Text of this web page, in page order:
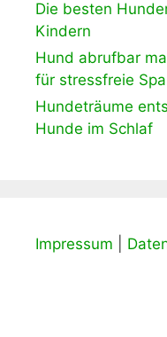
Die besten
Kindern
Hund abrufbar
für stressfreie
Hundeträume
Hunde im Schlaf
Impressum